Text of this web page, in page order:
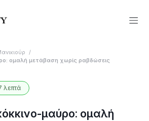
ομαλή μετάβαση χωρίς ραβδώσεις
λεπτά
μαύρο: ομαλή